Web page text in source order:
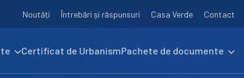
Noutăți Întrebări și răspunsuri Casa Verde Contact
Certificat de UrbanismPachete de documente